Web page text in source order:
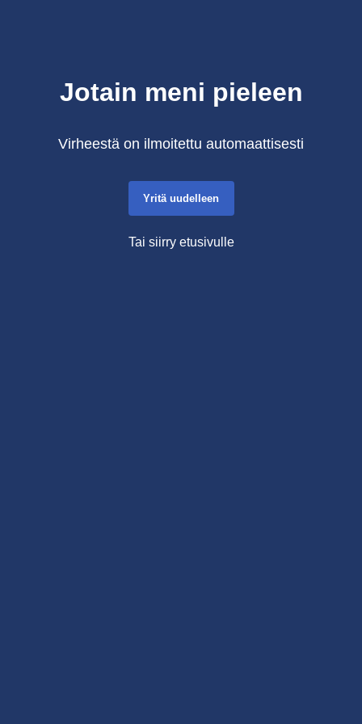
Jotain meni pieleen
Virheestä on ilmoitettu automaattisesti
Yritä uudelleen
Tai siirry etusivulle